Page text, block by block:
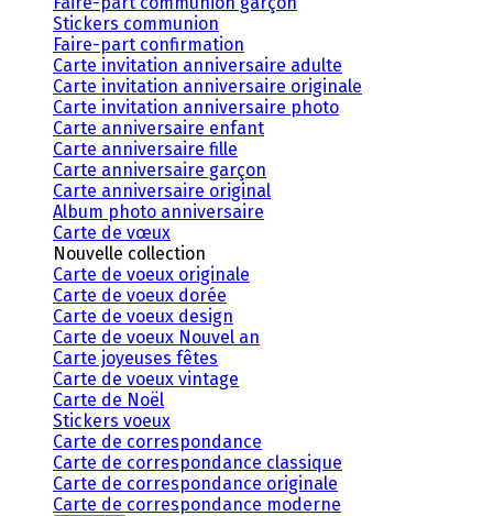
Stickers communion
Faire-part confirmation
Carte invitation anniversaire adulte
Carte invitation anniversaire originale
Carte invitation anniversaire photo
Carte anniversaire enfant
Carte anniversaire fille
Carte anniversaire garçon
Carte anniversaire original
Album photo anniversaire
Carte de vœux
Nouvelle collection
Carte de voeux originale
Carte de voeux dorée
Carte de voeux design
Carte de voeux Nouvel an
Carte joyeuses fêtes
Carte de voeux vintage
Carte de Noël
Stickers voeux
Carte de correspondance
Carte de correspondance classique
Carte de correspondance originale
Carte de correspondance moderne